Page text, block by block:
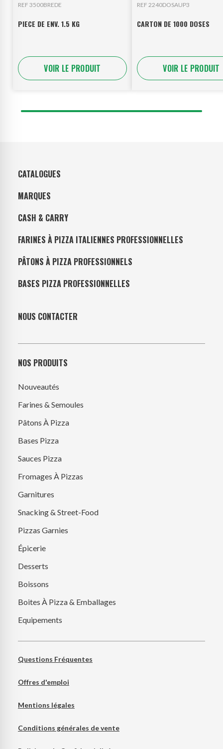
REF 3500BREDE
PIECE DE ENV. 1.5 KG
VOIR LE PRODUIT
REF 2240DOSAUP3
CARTON DE 1000 DOSES
VOIR LE PRODUIT
CATALOGUES
MARQUES
CASH & CARRY
FARINES À PIZZA ITALIENNES PROFESSIONNELLES
PÂTONS À PIZZA PROFESSIONNELS
BASES PIZZA PROFESSIONNELLES
NOUS CONTACTER
NOS PRODUITS
Nouveautés
Farines & Semoules
Pâtons À Pizza
Bases Pizza
Sauces Pizza
Fromages À Pizzas
Garnitures
Snacking & Street-Food
Pizzas Garnies
Épicerie
Desserts
Boissons
Boites À Pizza & Emballages
Equipements
Questions Fréquentes
Offres d'emploi
Mentions légales
Conditions générales de vente